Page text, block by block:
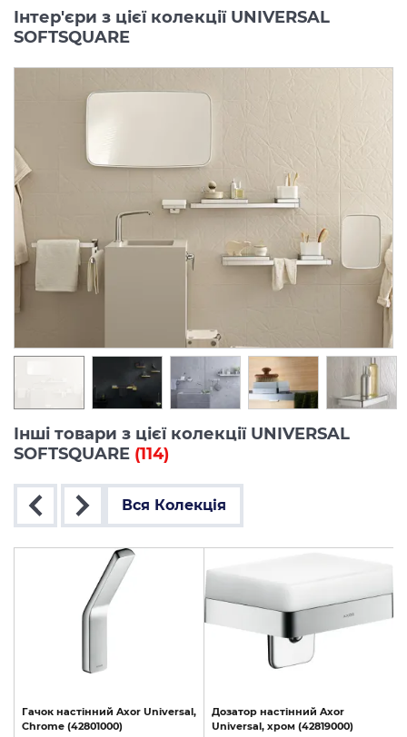
Інтер'єри з цієї колекції UNIVERSAL
SOFTSQUARE
Інші товари з цієї колекції UNIVERSAL
SOFTSQUARE (114)
Вся Колекція
Гачок настінний Axor Universal,
Chrome (42801000)
Дозатор настінний Axor
Universal, хром (42819000)